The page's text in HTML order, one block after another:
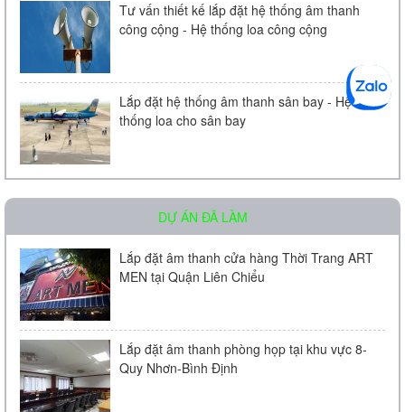
Loa âm trần KAC - 104 | Chính Hãng
Liên hệ
Micro Bosch LBC 2900/20
Liên hệ
Tư vấn thiết kế lắp đặt hệ thống âm thanh
công cộng - Hệ thống loa công cộng
Lắp đặt hệ thống âm thanh sân bay - Hệ
thống loa cho sân bay
DỰ ÁN ĐÃ LÀM
Lắp đặt âm thanh cửa hàng Thời Trang ART
MEN tại Quận Liên Chiểu
Lắp đặt âm thanh phòng họp tại khu vực 8-
Quy Nhơn-Bình Định